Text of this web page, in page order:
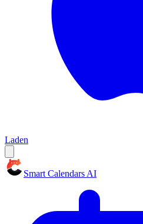
Laden
Smart Calendars AI